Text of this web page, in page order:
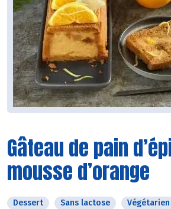
Gâteau de pain
mousse d’orange
Dessert Sans lactose Végétarien